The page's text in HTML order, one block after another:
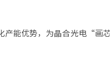
产能优势，为晶合光电“画